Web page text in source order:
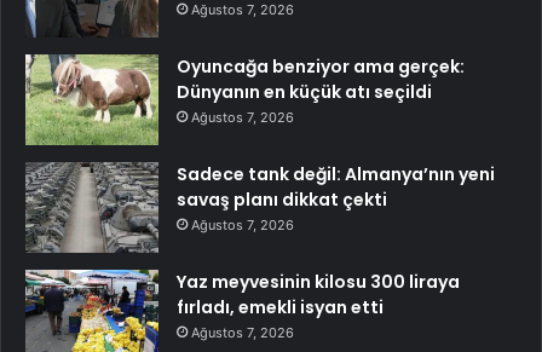
Ağustos 7, 2026
Oyuncağa benziyor ama gerçek:
Dünyanın en küçük atı seçildi
Ağustos 7, 2026
Sadece tank değil: Almanya’nın yeni
savaş planı dikkat çekti
Ağustos 7, 2026
Yaz meyvesinin kilosu 300 liraya
fırladı, emekli isyan etti
Ağustos 7, 2026